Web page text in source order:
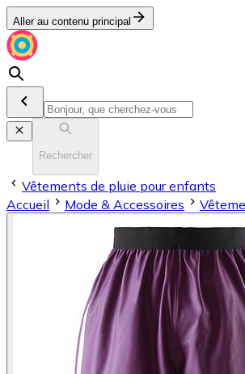
Aller au contenu principal
Rechercher
Vêtements de pluie pour enfants
Accueil
Mode & Accessoires